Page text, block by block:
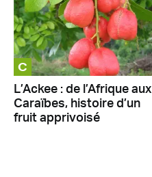
C
L’Ackee : de l’Afrique aux
Caraïbes, histoire d’un
fruit apprivoisé